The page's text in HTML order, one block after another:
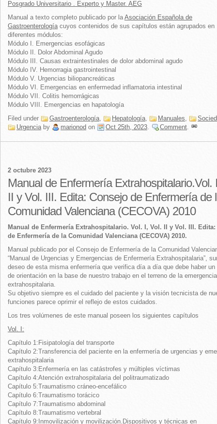
Posgrado Universitario . Experto y Master. AEG
Manual a texto completo publicado por laAsociación Española de
Gastroenterologíacuyos contenidos de sus capítulos están agrupados en
diferentes módulos:
Módulo I. Emergencias esofágicas
Módulo II. Dolor Abdominal Agudo
Módulo III. Causas extraintestinales de dolor abdominal agudo
Módulo IV. Hemorragia gastrointestinal
Módulo V. Urgencias biliopancreáticas
Módulo VI. Emergencias en enfermedad inflamatoria intestinal
Módulo VII. Colitis hemorrágicas
Módulo VIII. Emergencias en hapatología
Filed under
Gastroenterología, Hepatología, Manuales,
Urgenciaby marionod on Oct 25th, 2023. Comment.
2 octubre 2023
Manual de Enfermería Extrahospitalario.Vol.
II y Vol. III. Edita: Consejo de Enfermería de
Comunidad Valenciana (CECOVA) 2010
Manual de Enfermería Extrahospitalario. Vol. I, Vol. II y Vol. III.
de Enfermería de la Comunidad Valenciana (CECOVA) 2010.
Manual publicado por el Consejo de Enfermería de la Comunidad
“Manual de Urgencias y Emergencias de Enfermería Extrahospitalaria”,
deseo de esta misma enfermería que verifica día a día que debe haber un
de orientación en la base de nuestro trabajo en el terreno de la emergencia
extrahospitalaria.
Su objetivo siempre es el cuidado del paciente y la visión tecnicista de
funciones parece oprimir el reflejo de estos cuidados.
Los tres volúmenes de este manual poseen los siguientes capítulos
Vol. I:
Capítulo 1:Fisipatología del transporte
Capítulo 2:Transferencia del paciente en la enfermería de urgencias y
extrahospitalaria
Capítulo 3:Enfermería en las catástrofes y múltiples víctimas
Capítulo 4:Atención extrahospitalaria del politraumatizado
Capítulo 5:Traumatismo cráneo-encefálico
Capítulo 6:Traumatismo torácico
Capítulo 7:Traumatismo abdominal
Capítulo 8:Traumatismo vertebral
Capítulo 9:Inmovilización y movilización.Dispositivos y técnicas en